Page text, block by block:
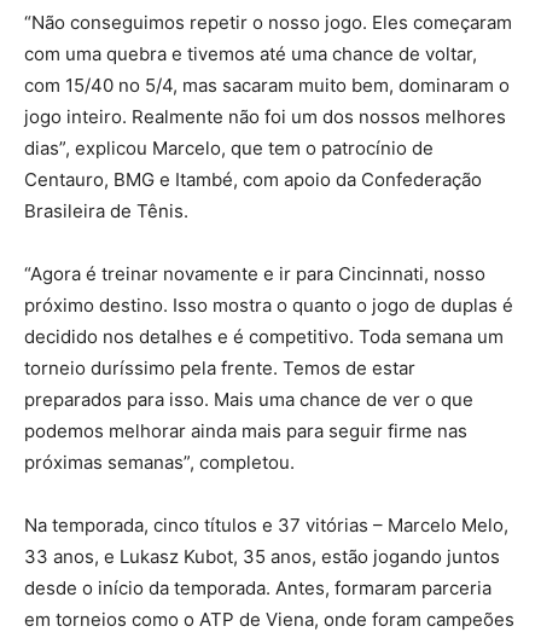
“Não conseguimos repetir o nosso jogo. Eles começaram
com uma quebra e tivemos até uma chance de voltar,
com 15/40 no 5/4, mas sacaram muito bem, dominaram o
jogo inteiro. Realmente não foi um dos nossos melhores
dias”, explicou Marcelo, que tem o patrocínio de
Centauro, BMG e Itambé, com apoio da Confederação
Brasileira de Tênis.
“Agora é treinar novamente e ir para Cincinnati, nosso
próximo destino. Isso mostra o quanto o jogo de duplas é
decidido nos detalhes e é competitivo. Toda semana um
torneio duríssimo pela frente. Temos de estar
preparados para isso. Mais uma chance de ver o que
podemos melhorar ainda mais para seguir firme nas
próximas semanas”, completou.
Na temporada, cinco títulos e 37 vitórias – Marcelo Melo,
33 anos, e Lukasz Kubot, 35 anos, estão jogando juntos
desde o início da temporada. Antes, formaram parceria
em torneios como o ATP de Viena, onde foram campeões